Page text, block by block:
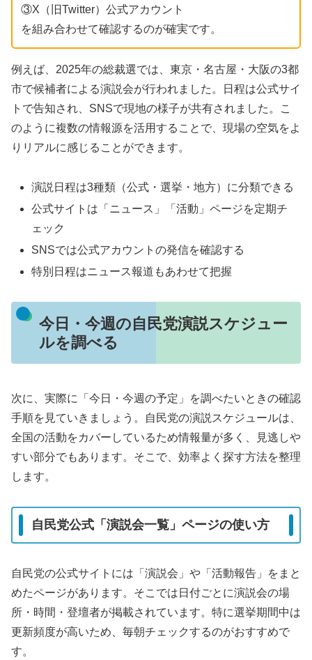
③X（旧Twitter）公式アカウント
を組み合わせて確認するのが確実です。
例えば、2025年の総裁選では、東京・名古屋・大阪の3都
市で候補者による演説会が行われました。日程は公式サイ
トで告知され、SNSで現地の様子が共有されました。こ
のように複数の情報源を活用することで、現場の空気をよ
りリアルに感じることができます。
演説日程は3種類（公式・選挙・地方）に分類できる
公式サイトは「ニュース」「活動」ページを定期チ
ェック
SNSでは公式アカウントの発信を確認する
特別日程はニュース報道もあわせて把握
今日・今週の自民党演説スケジュー
ルを調べる
次に、実際に「今日・今週の予定」を調べたいときの確認
手順を見ていきましょう。自民党の演説スケジュールは、
全国の活動をカバーしているため情報量が多く、見逃しや
すい部分でもあります。そこで、効率よく探す方法を整理
します。
自民党公式「演説会一覧」ページの使い方
自民党の公式サイトには「演説会」や「活動報告」をまと
めたページがあります。そこでは日付ごとに演説会の場
所・時間・登壇者が掲載されています。特に選挙期間中は
更新頻度が高いため、毎朝チェックするのがおすすめで
す。